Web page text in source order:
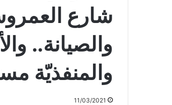
شارع
والصيانة..
والمنفذيّة
11/03/2021